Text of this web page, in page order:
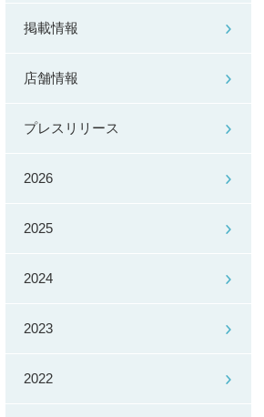
掲載情報
店舗情報
プレスリリース
2026
2025
2024
2023
2022